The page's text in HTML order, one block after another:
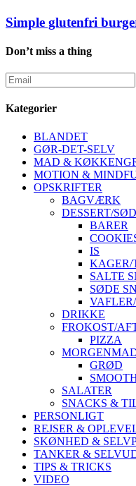
Simple glutenfri
Don’t miss a thing
Kategorier
BLANDET
GØR-DET-SELV
MAD &
MOTION &
OPSKRIFTER
BAGVÆRK
DESSERT/
BARER
IS
KAGER/
SALTE
SØDE
DRIKKE
FROKOST/
PIZZA
GRØD
SALATER
SNACKS &
PERSONLIGT
REJSER &
SKØNHED &
TANKER &
TIPS & TRICKS
VIDEO